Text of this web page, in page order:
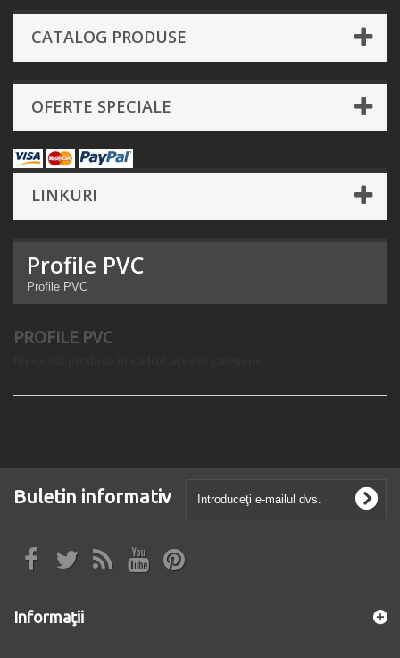
CATALOG PRODUSE
OFERTE SPECIALE
LINKURI
Profile PVC
Profile PVC
PROFILE PVC
Buletin informativ
Informaţii